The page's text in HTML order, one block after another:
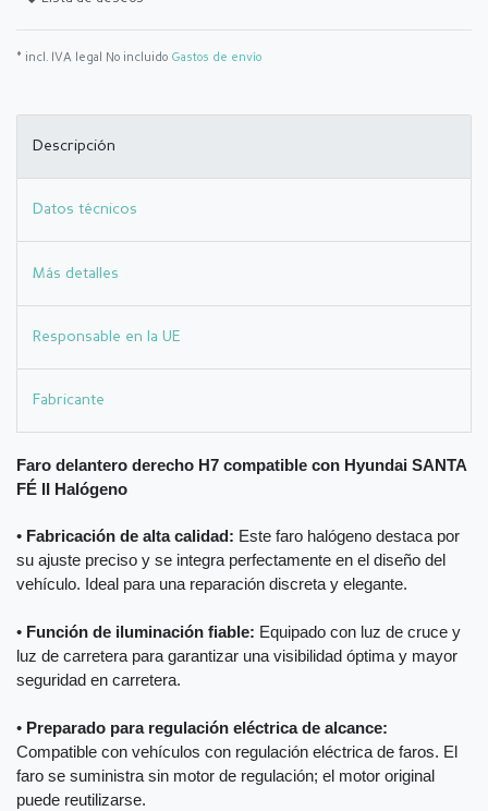
* incl. IVA legal No incluido Gastos de envío
Descripción
Datos técnicos
Más detalles
Responsable en la UE
Fabricante
Faro delantero derecho H7 compatible con Hyundai SANTA
FÉ II Halógeno
• Fabricación de alta calidad: Este faro halógeno destaca por
su ajuste preciso y se integra perfectamente en el diseño del
vehículo. Ideal para una reparación discreta y elegante.
• Función de iluminación fiable: Equipado con luz de cruce y
luz de carretera para garantizar una visibilidad óptima y mayor
seguridad en carretera.
• Preparado para regulación eléctrica de alcance:
Compatible con vehículos con regulación eléctrica de faros. El
faro se suministra sin motor de regulación; el motor original
puede reutilizarse.